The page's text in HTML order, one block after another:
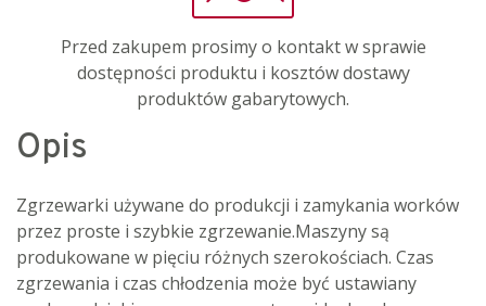
Przed zakupem prosimy o kontakt w sprawie
dostępności produktu i kosztów dostawy
produktów gabarytowych.
Opis
Zgrzewarki używane do produkcji i zamykania worków
przez proste i szybkie zgrzewanie.Maszyny są
produkowane w pięciu różnych szerokościach. Czas
zgrzewania i czas chłodzenia może być ustawiany